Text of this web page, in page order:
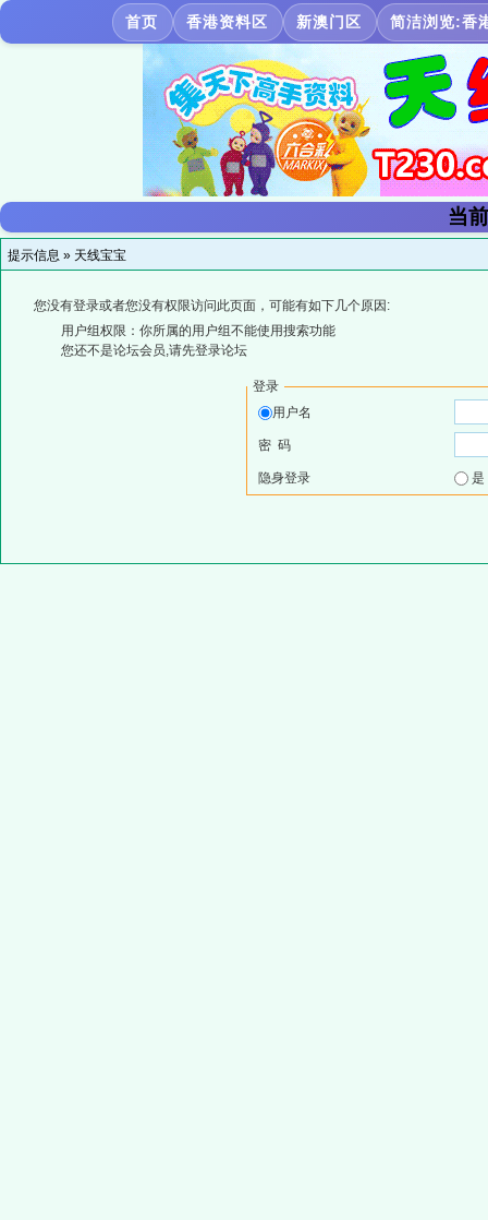
首页 香港资料区 新澳门区 简洁浏览:香
当
提示信息 » 天线宝宝
您没有登录或者您没有权限访问此页面，可能有如下几个原因:
用户组权限：你所属的用户组不能使用搜索功能
您还不是论坛会员,请先登录论坛
登录
用户名
密 码
隐身登录